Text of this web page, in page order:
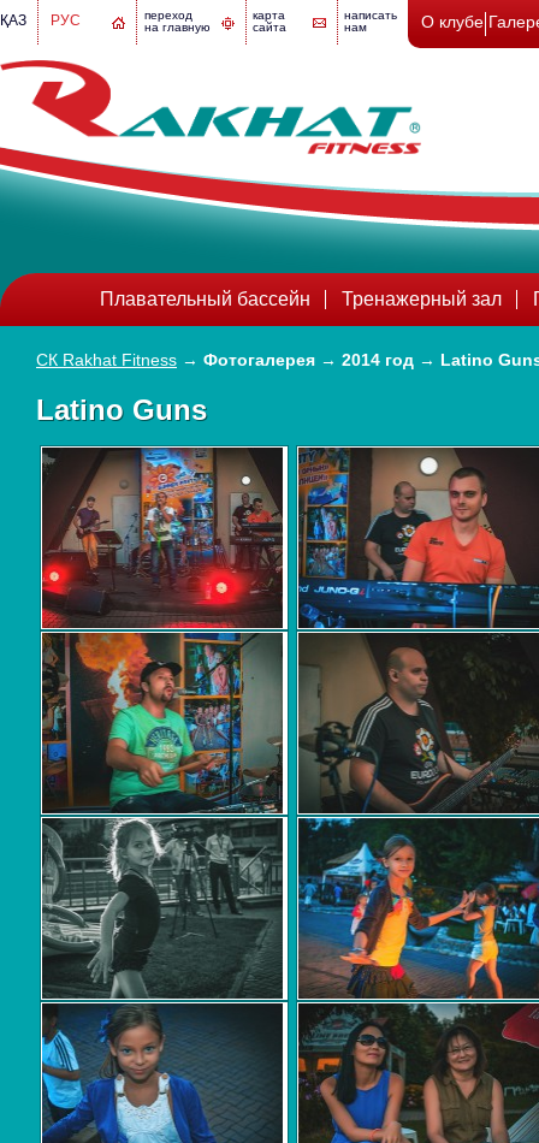
переход
на главную
карта
сайта
написать
нам
ҚАЗ РУС О клубе
Плавательный бассейн Тренажерный зал
СК Rakhat Fitness → Фотогалерея → 2014 год → Latino
Latino Guns